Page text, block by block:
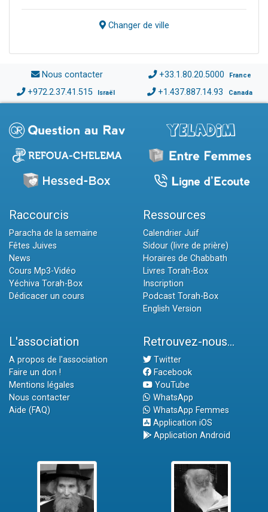
Changer de ville
Nous contacter +33.1.80.20.5000 France
+972.2.37.41.515 Israël +1.437.887.14.93 Canada
Raccourcis
Paracha de la semaine
Fêtes Juives
News
Cours Mp3-Vidéo
Yéchiva Torah-Box
Dédicacer un cours
Ressources
Calendrier Juif
Sidour (livre de prière)
Horaires de Chabbath
Livres Torah-Box
Inscription
Podcast Torah-Box
English Version
L'association
A propos de l'association
Faire un don !
Mentions légales
Nous contacter
Aide (FAQ)
Retrouvez-nous...
Twitter
Facebook
YouTube
WhatsApp
WhatsApp Femmes
Application iOS
Application Android